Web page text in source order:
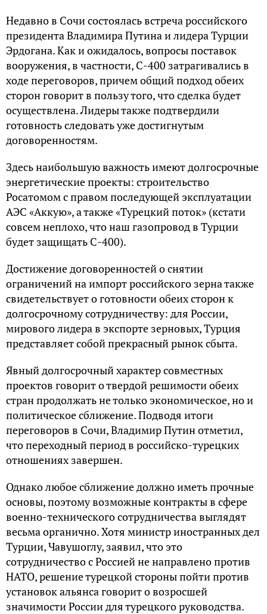
Недавно в Сочи состоялась встреча российского
президента Владимира Путина и лидера Турции
Эрдогана. Как и ожидалось, вопросы поставок
вооружения, в частности, С-400 затрагивались в
ходе переговоров, причем общий подход обеих
сторон говорит в пользу того, что сделка будет
осуществлена. Лидеры также подтвердили
готовность следовать уже достигнутым
договоренностям.
Здесь наибольшую важность имеют долгосрочные
энергетические проекты: строительство
Росатомом с правом последующей эксплуатации
АЭС «Аккую», а также «Турецкий поток» (кстати
совсем неплохо, что наш газопровод в Турции
будет защищать С-400).
Достижение договоренностей о снятии
ограничений на импорт российского зерна также
свидетельствует о готовности обеих сторон к
долгосрочному сотрудничеству: для России,
мирового лидера в экспорте зерновых, Турция
представляет собой прекрасный рынок сбыта.
Явный долгосрочный характер совместных
проектов говорит о твердой решимости обеих
стран продолжать не только экономическое, но и
политическое сближение. Подводя итоги
переговоров в Сочи, Владимир Путин отметил,
что переходный период в российско-турецких
отношениях завершен.
Однако любое сближение должно иметь прочные
основы, поэтому возможные контракты в сфере
военно-технического сотрудничества выглядят
весьма органично. Хотя министр иностранных дел
Турции, Чавушоглу, заявил, что это
сотрудничество с Россией не направлено против
НАТО, решение турецкой стороны пойти против
установок альянса говорит о возросшей
значимости России для турецкого руководства.